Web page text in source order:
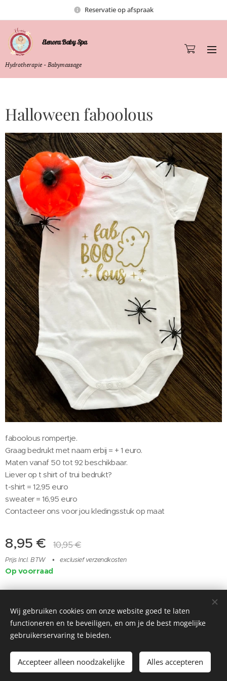
Reservatie op afspraak
Elenora Baby Spa
Hydrotherapie - Babymassage
Halloween faboolous
faboolous rompertje.
Graag bedrukt met naam erbij = + 1 euro.
Maten vanaf 50 tot 92 beschikbaar.
Liever op t shirt of trui bedrukt?
t-shirt = 12,95 euro
sweater = 16,95 euro
Contacteer ons voor jou kledingsstuk op maat ❤️
8,95 € 10,95€
Prijs Incl. BTW exclusief verzendkosten
Op voorraad
Toevoegen aan de winkelwagen
instagram @elenora_babyspa
Mogelijk gemaakt doorWebnode Cookies
Wij gebruiken cookies om onze website goed te laten
functioneren en te beveiligen, en om je de best mogelijke
gebruikerservaring te bieden.
Accepteer alleen noodzakelijke Alles accepteren